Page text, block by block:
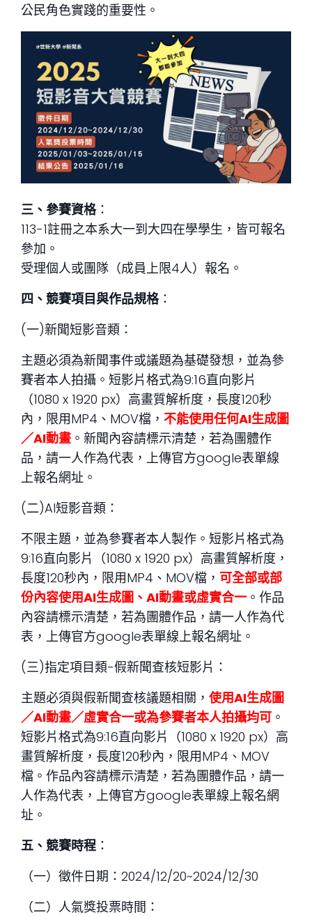
公民角色實踐的重要性。
三、參賽資格：
113-1註冊之本系大一到大四在學學生，皆可報名
參加。
受理個人或團隊（成員上限4人）報名。
四、競賽項目與作品規格：
(一)新聞短影音類：
主題必須為新聞事件或議題為基礎發想，並為參
賽者本人拍攝。短影片格式為9:16直向影片
（1080 x 1920 px）高畫質解析度，長度120秒
內，限用MP4、MOV檔， 不能使用任何AI生成圖
／AI動畫 。新聞內容請標示清楚，若為團體作
品，請一人作為代表，上傳官方google表單線
上報名網址。
(二)AI短影音類：
不限主題，並為參賽者本人製作。短影片格式為
9:16直向影片（1080 x 1920 px）高畫質解析度，
長度120秒內，限用MP4、MOV檔， 可全部或部
份內容使用AI生成圖、AI動畫或虛實合一 。作品
內容請標示清楚，若為團體作品，請一人作為代
表，上傳官方google表單線上報名網址。
(三)指定項目類-假新聞查核短影片：
主題必須與假新聞查核議題相關， 使用AI生成圖
／AI動畫／虛實合一或為參賽者本人拍攝均可 。
短影片格式為9:16直向影片（1080 x 1920 px）高
畫質解析度，長度120秒內，限用MP4、MOV
檔。作品內容請標示清楚，若為團體作品，請一
人作為代表，上傳官方google表單線上報名網
址。
五、競賽時程 ：
（一）徵件日期：2024/12/20~2024/12/30
（二）人氣獎投票時間：